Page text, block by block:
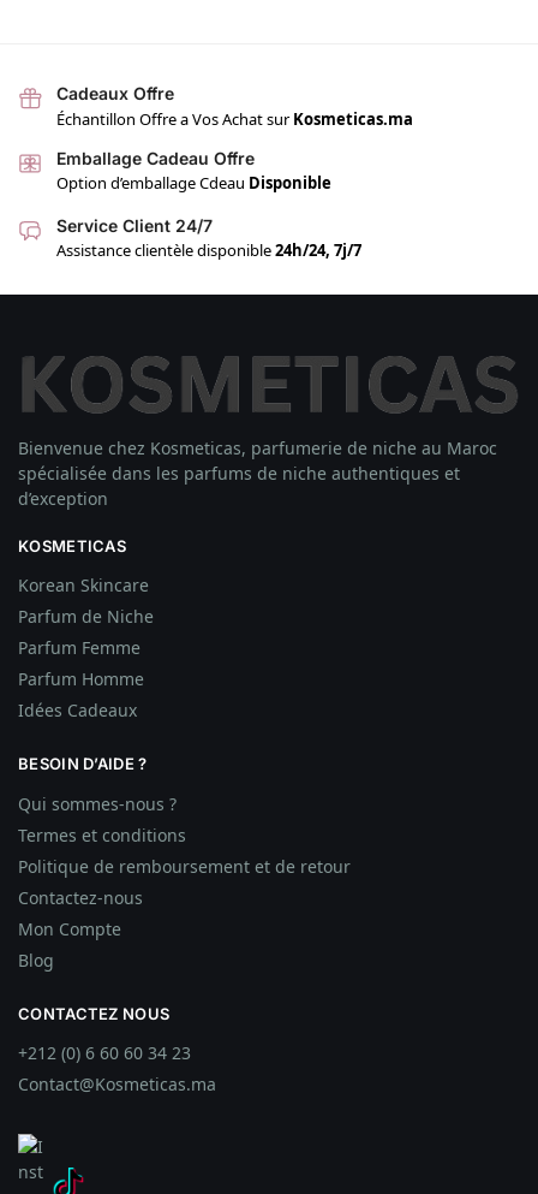
Cadeaux Offre
Échantillon Offre a Vos Achat surKosmeticas.ma
Emballage Cadeau Offre
Option d’emballage Cdeau Disponible
Service Client 24/7
Assistance clientèle disponible24h/24, 7j/7
Bienvenue chez Kosmeticas, parfumerie de niche au Maroc
spécialisée dans les parfums de niche authentiques et
d’exception
KOSMETICAS
Korean Skincare
Parfum de Niche
Parfum Femme
Parfum Homme
Idées Cadeaux
BESOIN D’AIDE ?
Qui sommes-nous ?
Termes et conditions
Politique de remboursement et de retour
Contactez-nous
Mon Compte
Blog
CONTACTEZ NOUS
+212 (0) 6 60 60 34 23
Contact@Kosmeticas.ma